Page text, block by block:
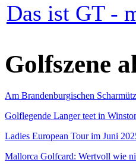
Das ist GT -
Golfszene
Am Brandenburgischen
Golflegende Langer teet in
Ladies European Tour im Juni
Mallorca Golfcard: Wertvoll wie